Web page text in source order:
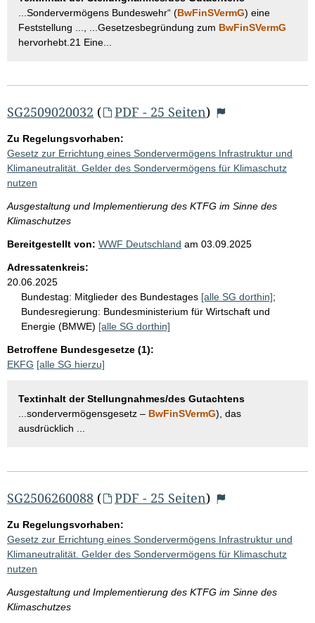
...Sondervermögens Bundeswehr“ (BwFinSVermG) eine
Feststellung ..., ...Gesetzesbegründung zum BwFinSVermG
hervorhebt.21 Eine...
SG2509020032 ( PDF - 25 Seiten)
Zu Regelungsvorhaben:
Gesetz zur Errichtung eines Sondervermögens Infrastruktur und
Klimaneutralität. Gelder des Sondervermögens für Klimaschutz
nutzen
Ausgestaltung und Implementierung des KTFG im Sinne des
Klimaschutzes
Bereitgestellt von: WWF Deutschland am 03.09.2025
Adressatenkreis:
20.06.2025
Bundestag: Mitglieder des Bundestages [alle SG dorthin];
Bundesregierung: Bundesministerium für Wirtschaft und
Energie (BMWE) [alle SG dorthin]
Betroffene Bundesgesetze (1):
EKFG [alle SG hierzu]
Textinhalt der Stellungnahmes/des Gutachtens
...sondervermögensgesetz – BwFinSVermG), das
ausdrücklich ...
SG2506260088 ( PDF - 25 Seiten)
Zu Regelungsvorhaben:
Gesetz zur Errichtung eines Sondervermögens Infrastruktur und
Klimaneutralität. Gelder des Sondervermögens für Klimaschutz
nutzen
Ausgestaltung und Implementierung des KTFG im Sinne des
Klimaschutzes